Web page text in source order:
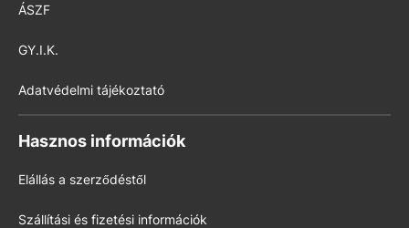
ÁSZF
GY.I.K.
Adatvédelmi tájékoztató
Hasznos információk
Elállás a szerződéstől
Szállítási és fizetési információk